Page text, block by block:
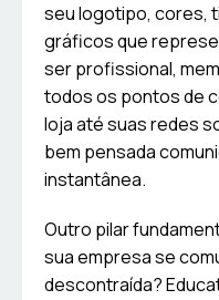
seu logotipo, cores,
gráficos que
ser profissional,
todos os pontos de
loja até suas redes
bem pensada
instantânea.
Outro pilar
sua empresa se
descontraída?